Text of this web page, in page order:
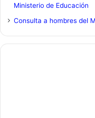
Ministerio de Educación
Consulta a hombres del